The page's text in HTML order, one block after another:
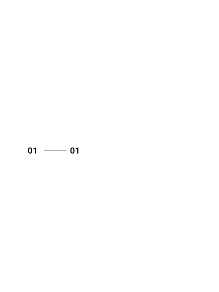
01 01